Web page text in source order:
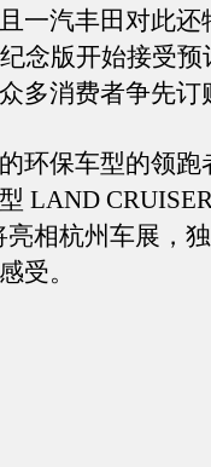
一汽丰田对此还
念版开始接受
多消费者争先订
环保车型的领
LAND
相杭州车展，
受。